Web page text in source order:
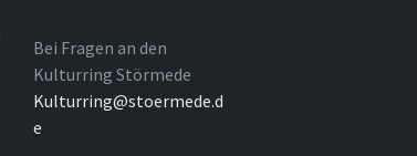
Bei Fragen an den
Kulturring Störmede
Kulturring@stoermede.d
e